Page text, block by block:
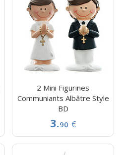
2 Mini Figurines
Communiants Albâtre Style
BD
3.90 €